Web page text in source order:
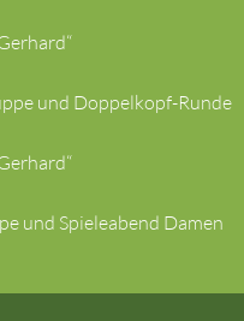
und Doppelkopf-Runde
und Spieleabend Damen